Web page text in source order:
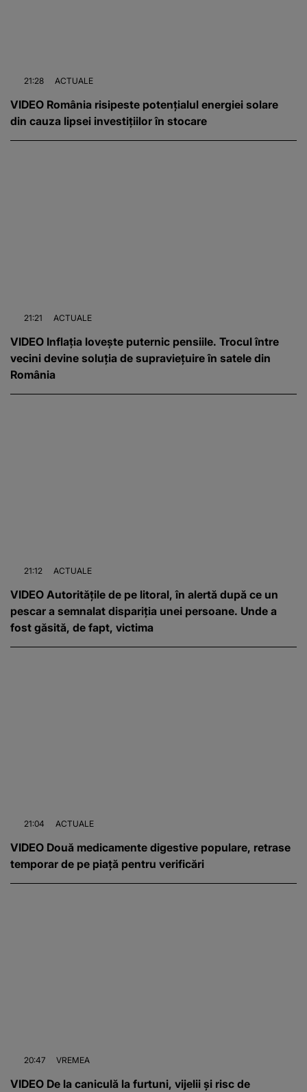
21:28 ACTUALE
VIDEO România risipeste potențialul energiei solare
din cauza lipsei investițiilor în stocare
21:21 ACTUALE
VIDEO Inflația lovește puternic pensiile. Trocul între
vecini devine soluția de supraviețuire în satele din
România
21:12 ACTUALE
VIDEO Autoritățile de pe litoral, în alertă după ce un
pescar a semnalat dispariția unei persoane. Unde a
fost găsită, de fapt, victima
21:04 ACTUALE
VIDEO Două medicamente digestive populare, retrase
temporar de pe piață pentru verificări
20:47 VREMEA
VIDEO De la caniculă la furtuni, vijelii și risc de